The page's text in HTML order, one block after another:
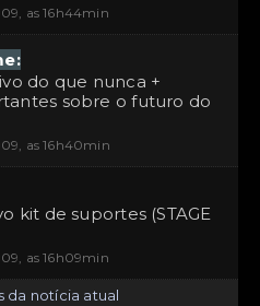
as 16h44min
do que nunca +
sobre o futuro do
as 16h40min
kit de suportes (STAGE
as 16h09min
da notícia atual